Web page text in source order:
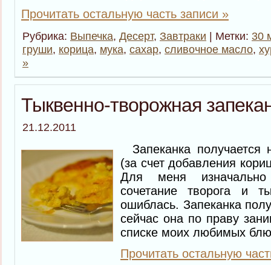
Прочитать остальную часть записи »
Рубрика: Выпечка, Десерт, Завтраки | Метки: 30
груши, корица, мука, сахар, сливочное масло,
»
Тыквенно-творожная
21.12.2011
Запеканка получается
(за счет добавления
Для меня изначально
сочетание творога и
ошиблась. Запеканка
сейчас она по праву
списке моих любимых
Прочитать остальную